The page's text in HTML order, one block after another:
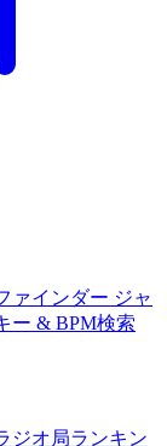
ァインダー ジャ
ー & BPM検索
ジオ局ランキン